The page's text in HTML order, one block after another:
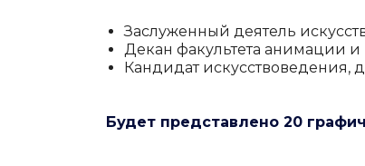
Заслуженный деятель
Декан факультета анимации
Кандидат
Будет представлено 20